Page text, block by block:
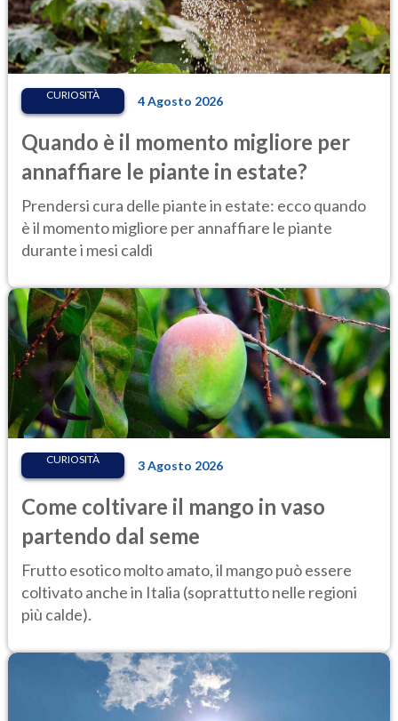
CURIOSITÀ 4 Agosto 2026
Quando è il momento migliore per
annaffiare le piante in estate?
Prendersi cura delle piante in estate: ecco quando
è il momento migliore per annaffiare le piante
durante i mesi caldi
CURIOSITÀ 3 Agosto 2026
Come coltivare il mango in vaso
partendo dal seme
Frutto esotico molto amato, il mango può essere
coltivato anche in Italia (soprattutto nelle regioni
più calde).